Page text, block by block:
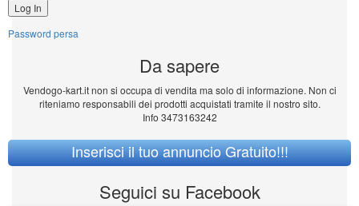
Password persa
Da sapere
Vendogo-kart.it non si occupa di vendita ma solo di informazione. Non ci
riteniamo responsabili dei prodotti acquistati tramite il nostro sito.
Info 3473163242
Inserisci il tuo annuncio Gratuito!!!
Seguici su Facebook